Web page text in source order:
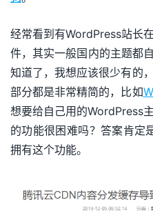
经常看到有WordPress站长
件，其实一般国内的主题都
知道了，我想应该很少有的
部分都是非常精简的，比如
想要给自己用的WordPress
的功能很困难吗？答案肯定
拥有这个功能。